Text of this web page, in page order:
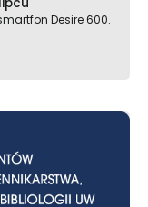
Desire 600.